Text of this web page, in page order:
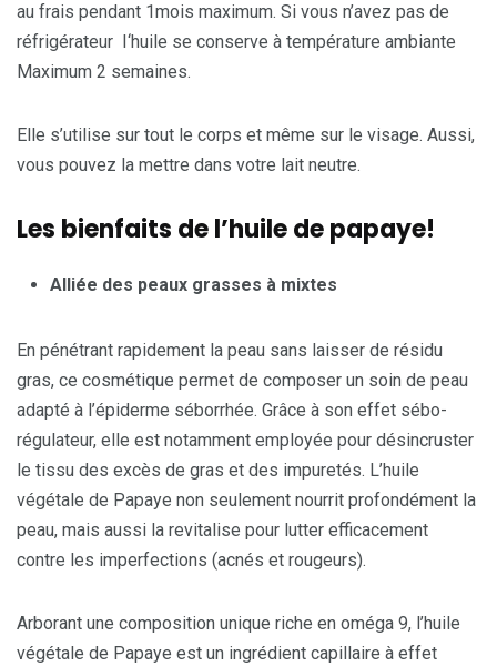
au frais pendant 1mois maximum. Si vous n’avez pas de
réfrigérateur I‘huile se conserve à température ambiante
Maximum 2 semaines.
Elle s’utilise sur tout le corps et même sur le visage. Aussi,
vous pouvez la mettre dans votre lait neutre.
Les bienfaits de l’huile de papaye!
Alliée des peaux grasses à mixtes
En pénétrant rapidement la peau sans laisser de résidu
gras, ce cosmétique permet de composer un soin de peau
adapté à l’épiderme séborrhée. Grâce à son effet sébo-
régulateur, elle est notamment employée pour désincruster
le tissu des excès de gras et des impuretés. L’huile
végétale de Papaye non seulement nourrit profondément la
peau, mais aussi la revitalise pour lutter efficacement
contre les imperfections (acnés et rougeurs).
Arborant une composition unique riche en oméga 9, l’huile
végétale de Papaye est un ingrédient capillaire à effet